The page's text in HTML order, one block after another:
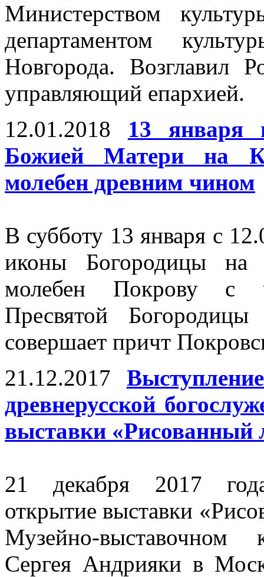
Министерством
департаментом
Новгорода. Возглавил
управляющий епархией.
12.01.2018
13 января
Божией Матери на
молебен древним чином
В субботу 13 января с
иконы Богородицы на
молебен Покрову с
Пресвятой
совершает причт
21.12.2017
древнерусской
выставки «Рисованный
21 декабря 2017 года
открытие выставки
Музейно-
Сергея Андрияки в